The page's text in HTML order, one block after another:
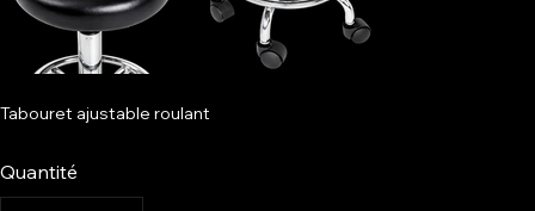
Tabouret ajustable roulant
Quantité